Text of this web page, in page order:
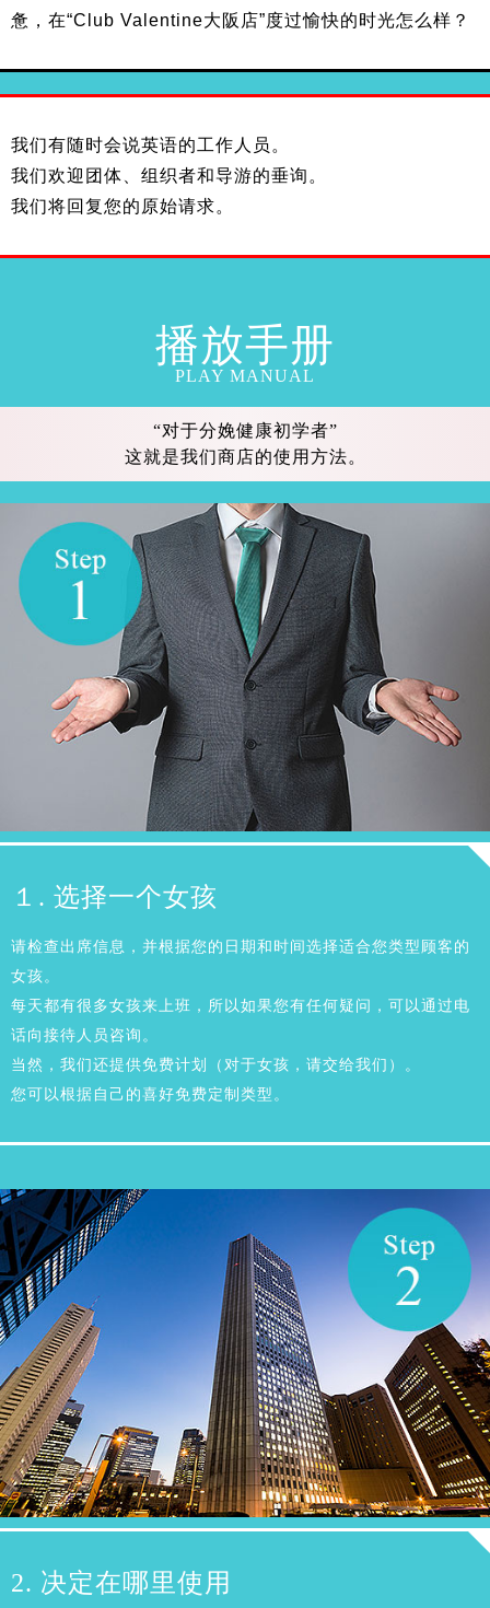
惫，在“Club Valentine大阪店”度过愉快的时光怎么样？
我们有随时会说英语的工作人员。
我们欢迎团体、组织者和导游的垂询。
我们将回复您的原始请求。
播放手册
PLAY MANUAL
“对于分娩健康初学者”
这就是我们商店的使用方法。
１. 选择一个女孩
请检查出席信息，并根据您的日期和时间选择适合您类型顾客的
女孩。
每天都有很多女孩来上班，所以如果您有任何疑问，可以通过电
话向接待人员咨询。
当然，我们还提供免费计划（对于女孩，请交给我们）。
您可以根据自己的喜好免费定制类型。
2. 决定在哪里使用